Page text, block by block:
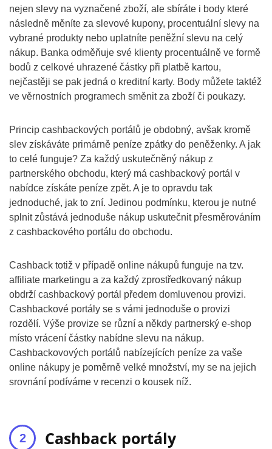
nejen slevy na vyznačené zboží, ale sbíráte i body které
následně měníte za slevové kupony, procentuální slevy na
vybrané produkty nebo uplatníte peněžní slevu na celý
nákup. Banka odměňuje své klienty procentuálně ve formě
bodů z celkové uhrazené částky při platbě kartou,
nejčastěji se pak jedná o kreditní karty. Body můžete taktéž
ve věrnostních programech směnit za zboží či poukazy.
Princip cashbackových portálů je obdobný, avšak kromě
slev získáváte primárně peníze zpátky do peněženky. A jak
to celé funguje? Za každý uskutečněný nákup z
partnerského obchodu, který má cashbackový portál v
nabídce získáte peníze zpět. A je to opravdu tak
jednoduché, jak to zní. Jedinou podmínku, kterou je nutné
splnit zůstává jednoduše nákup uskutečnit přesměrováním
z cashbackového portálu do obchodu.
Cashback totiž v případě online nákupů funguje na tzv.
affiliate marketingu a za každý zprostředkovaný nákup
obdrží cashbackový portál předem domluvenou provizi.
Cashbackové portály se s vámi jednoduše o provizi
rozdělí. Výše provize se různí a někdy partnerský e-shop
místo vrácení částky nabídne slevu na nákup.
Cashbackovových portálů nabízejících peníze za vaše
online nákupy je poměrně velké množství, my se na jejich
srovnání podíváme v recenzi o kousek níž.
Cashback portály